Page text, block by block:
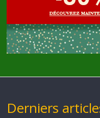
Derniers